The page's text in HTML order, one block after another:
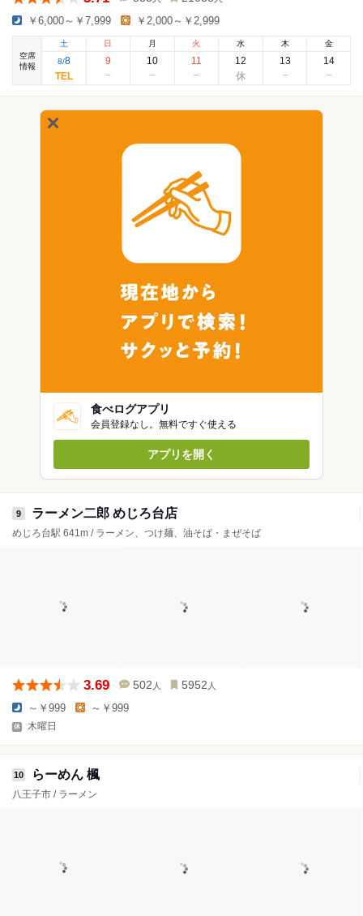
￥6,000～￥7,999 ￥2,000～￥2,999
空席
情報
土
8/8
日
9
月
10
火
11
水
12
木
13
金
14
食べログアプリ
会員登録なし。無料ですぐ使える
アプリを開く
9 ラーメン二郎 めじろ台店
めじろ台駅 641m / ラーメン、つけ麺、油そば・まぜそば
3.69 502 人 5952 人
～￥999 ～￥999
木曜日
10 らーめん 楓
八王子市 / ラーメン